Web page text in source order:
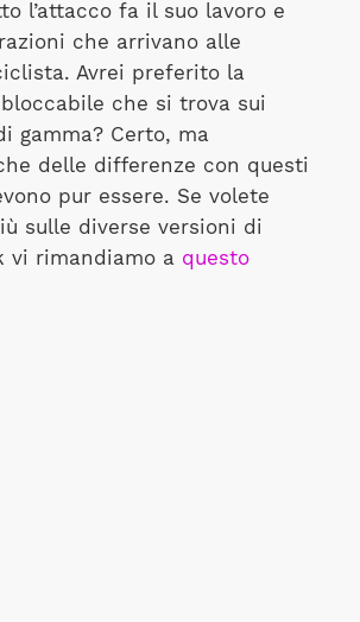
l’attacco fa il suo lavoro e
che arrivano alle
Avrei preferito la
che si trova sui
gamma? Certo, ma
delle differenze con questi
pur essere. Se volete
sulle diverse versioni di
vi rimandiamo a questo